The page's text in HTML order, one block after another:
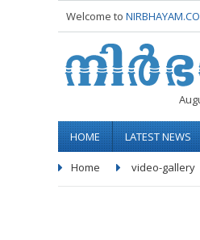
Welcome to
HOME LATEST NEWS
Home video-gallery